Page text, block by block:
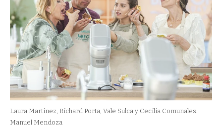
Laura Martínez, Richard Porta, Vale Sulca y Cecilia Comunales.
Manuel Mendoza